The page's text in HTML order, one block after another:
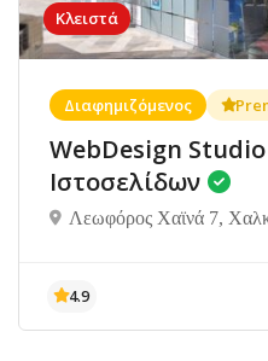
Κλειστά
Διαφημιζόμενος
WebDesign
Ιστοσελίδων
Λεωφόρος Χαϊνά 7,